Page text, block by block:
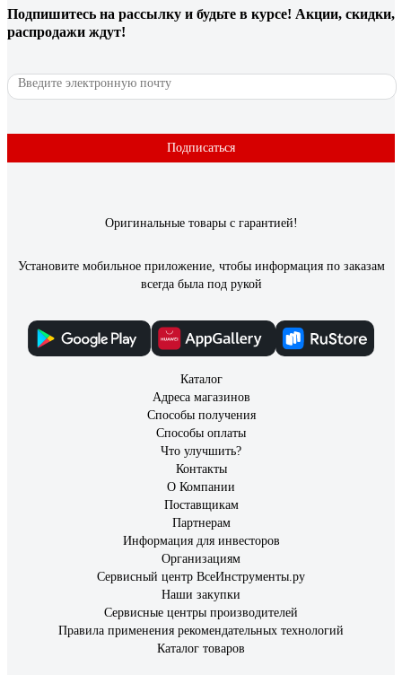
Подпишитесь на рассылку и будьте в курсе! Акции, скидки,
распродажи ждут!
Подписаться
Оригинальные товары с гарантией!
Установите мобильное приложение, чтобы информация по заказам
всегда была под рукой
Каталог
Адреса магазинов
Способы получения
Способы оплаты
Что улучшить?
Контакты
О Компании
Поставщикам
Партнерам
Информация для инвесторов
Организациям
Сервисный центр ВсеИнструменты.ру
Наши закупки
Сервисные центры производителей
Правила применения рекомендательных технологий
Каталог товаров